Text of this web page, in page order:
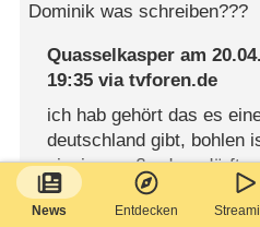
News Entdecken
Dominik was schreiben???
Quasselkasper am
19:35 viatvforen.de
ich hab gehört das es
deutschland gibt, bohlen
einzige. außerdem
bohlen da dann natürlich
ja in der jury sitzt und